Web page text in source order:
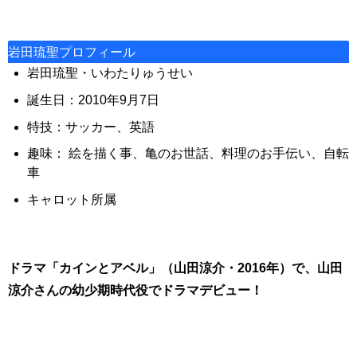
岩田琉聖プロフィール
岩田琉聖・いわたりゅうせい
誕生日：2010年9月7日
特技：サッカー、英語
趣味： 絵を描く事、亀のお世話、料理のお手伝い、自転
車
キャロット所属
ドラマ「カインとアベル」（山田涼介・2016年）で、山田
涼介さんの幼少期時代役でドラマデビュー！